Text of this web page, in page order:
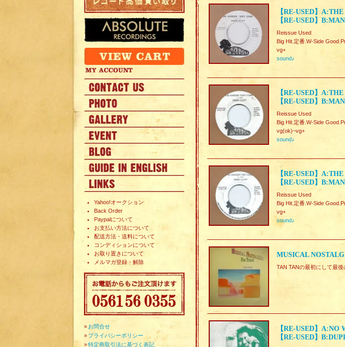
Yahoo!オークション
Back Order
Paypalについて
お支払い方法について
配送方法・送料について
コンディションについて
お取り置きについて
メルマガ登録・解除
» お問合せ
» プライバシーポリシー
»特定商取引法に基づく表記
【RE-USED】
【RE-USED】
Reissue Used
Big Hit.定番.W-Side
vg+
sound♪
【RE-USED】
【RE-USED】
Reissue Used
Big Hit.定番.W-Side
vg(ok)~vg+
sound♪
【RE-USED】
【RE-USED】
Reissue Used
Big Hit.定番.W-Side
vg+
sound♪
MUSICAL
TAN TANの最初にして最
【RE-USED】
【RE-USED】